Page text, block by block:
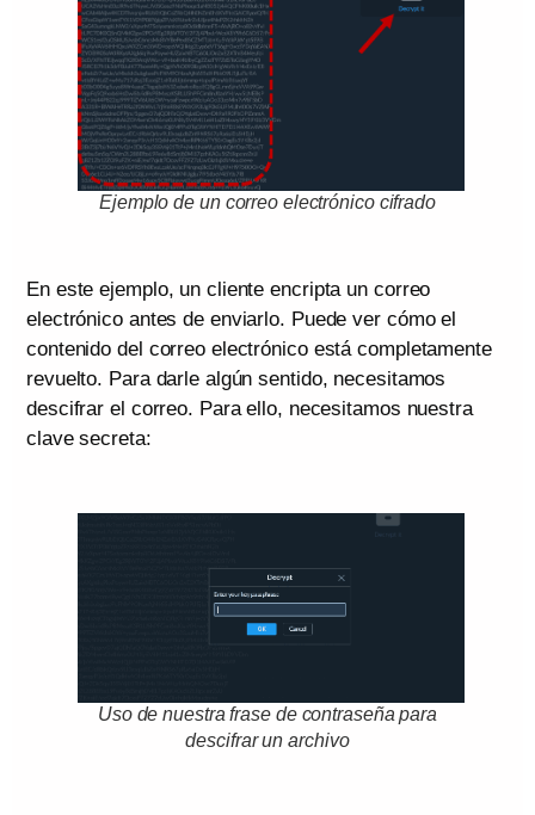
Ejemplo de un correo electrónico cifrado
En este ejemplo, un cliente encripta un correo
electrónico antes de enviarlo. Puede ver cómo el
contenido del correo electrónico está completamente
revuelto. Para darle algún sentido, necesitamos
descifrar el correo. Para ello, necesitamos nuestra
clave secreta:
Uso de nuestra frase de contraseña para
descifrar un archivo